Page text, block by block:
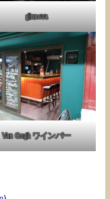
ginnova
Van Gogh ワインバー